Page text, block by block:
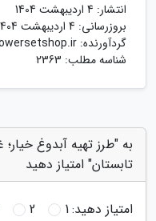
انتشار: 4 اردیبهشت 1404
بروزرسانی: 4 اردیبهشت 1404
گردآورنده:
شناسه مطلب: 2363
به "طرز تهیه آبدوغ
تابستان" امتیاز دهید
امتیاز دهید:1
2